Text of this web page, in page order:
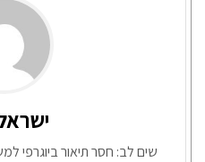
שים לב: חסר תיאור ביוגרפי